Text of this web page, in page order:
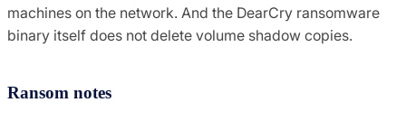
machines on the network. And the DearCry ransomware
binary itself does not delete volume shadow copies.
Ransom notes